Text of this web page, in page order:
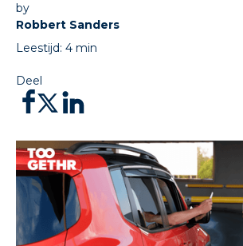
by
Robbert Sanders
Leestijd: 4 min
Deel